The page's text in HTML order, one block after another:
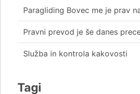
Paragliding Bovec me je prav
Pravni prevod je še danes
Služba in kontrola kakovosti
Tagi